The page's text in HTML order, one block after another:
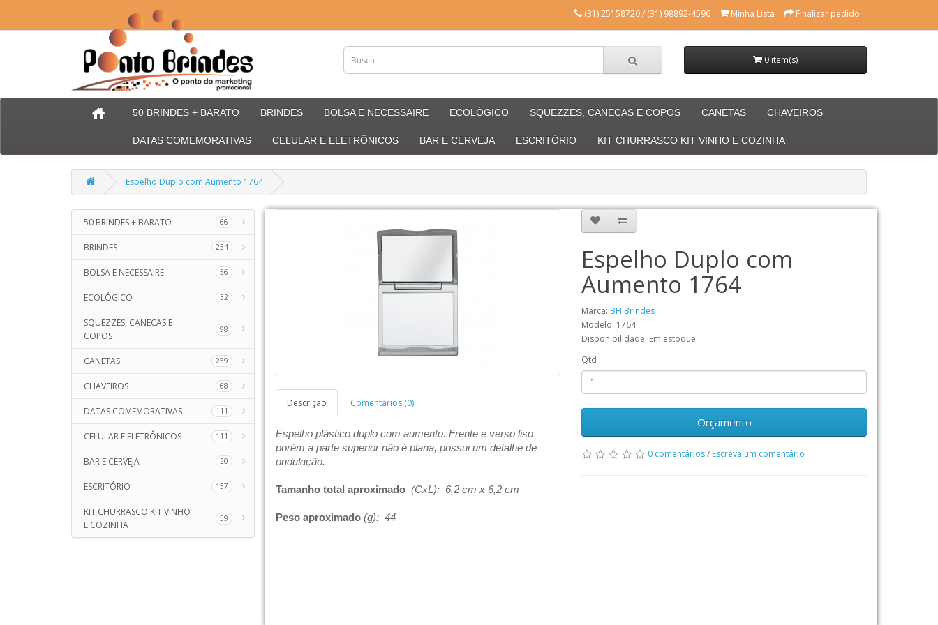
(31) 25158720 / (31) 98892-4596 Minha Lista Finalizar pedido
0 item(s)
50 BRINDES + BARATO BRINDES BOLSA E NECESSAIRE ECOLÓGICO SQUEZZES, CANECAS E COPOS CANETAS CHAVEIROS
DATAS COMEMORATIVAS CELULAR E ELETRÔNICOS BAR E CERVEJA ESCRITÓRIO KIT CHURRASCO KIT VINHO E COZINHA
Espelho Duplo com Aumento 1764
50 BRINDES + BARATO 66
BRINDES 254
BOLSA E NECESSAIRE 56
ECOLÓGICO 32
SQUEZZES, CANECAS E
COPOS
98
CANETAS 259
CHAVEIROS 68
DATAS COMEMORATIVAS 111
CELULAR E ELETRÔNICOS 111
BAR E CERVEJA 20
ESCRITÓRIO 157
KIT CHURRASCO KIT VINHO
E COZINHA
59
Descrição Comentários (0)
Espelho plástico duplo com aumento. Frente e verso liso
porém a parte superior não é plana, possui um detalhe de
ondulação.
Tamanho total aproximado (CxL): 6,2 cm x 6,2 cm
Peso aproximado(g): 44
Espelho Duplo com
Aumento 1764
Marca: BH Brindes
Modelo: 1764
Disponibilidade: Em estoque
Qtd
Orçamento
0 comentários/ Escreva um comentário